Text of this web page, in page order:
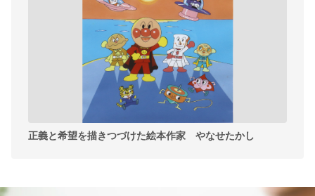
正義と希望を描きつづけた絵本作家 やなせたかし